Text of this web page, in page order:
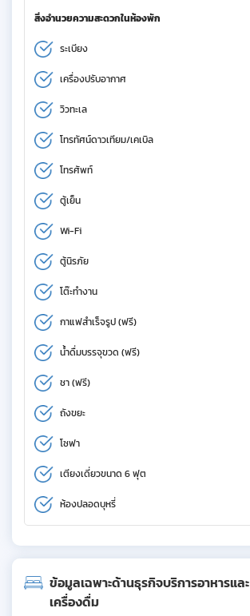
สิ่งอำนวยความสะดวกในห้องพัก
ระเบียง
เครื่องปรับอากาศ
วิวทะเล
โทรทัศน์ดาวเทียม/เคเบิล
โทรศัพท์
ตู้เย็น
Wi-Fi
ตู้นิรภัย
โต๊ะทำงาน
กาแฟสำเร็จรูป (ฟรี)
น้ำดื่มบรรจุขวด (ฟรี)
ชา (ฟรี)
ถังขยะ
โซฟา
เตียงเดี่ยวขนาด 6 ฟุต
ห้องปลอดบุหรี่
ข้อมูลเฉพาะด้านธุรกิจบริการอาหารและ
เครื่องดื่ม